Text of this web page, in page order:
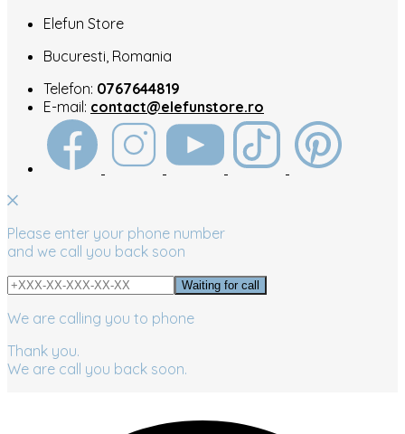
Elefun Store
Bucuresti, Romania
Telefon: 0767644819
E-mail: contact@elefunstore.ro
Please enter your phone number
and we call you back soon
We are calling you to phone
Thank you.
We are call you back soon.